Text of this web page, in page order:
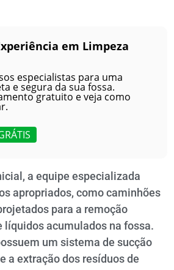
em Limpeza
especialistas para uma
e segura da sua fossa.
gratuito e veja como
a equipe especializada
apropriados, como caminhões
para a remoção
líquidos acumulados na fossa.
um sistema de sucção
a extração dos resíduos de